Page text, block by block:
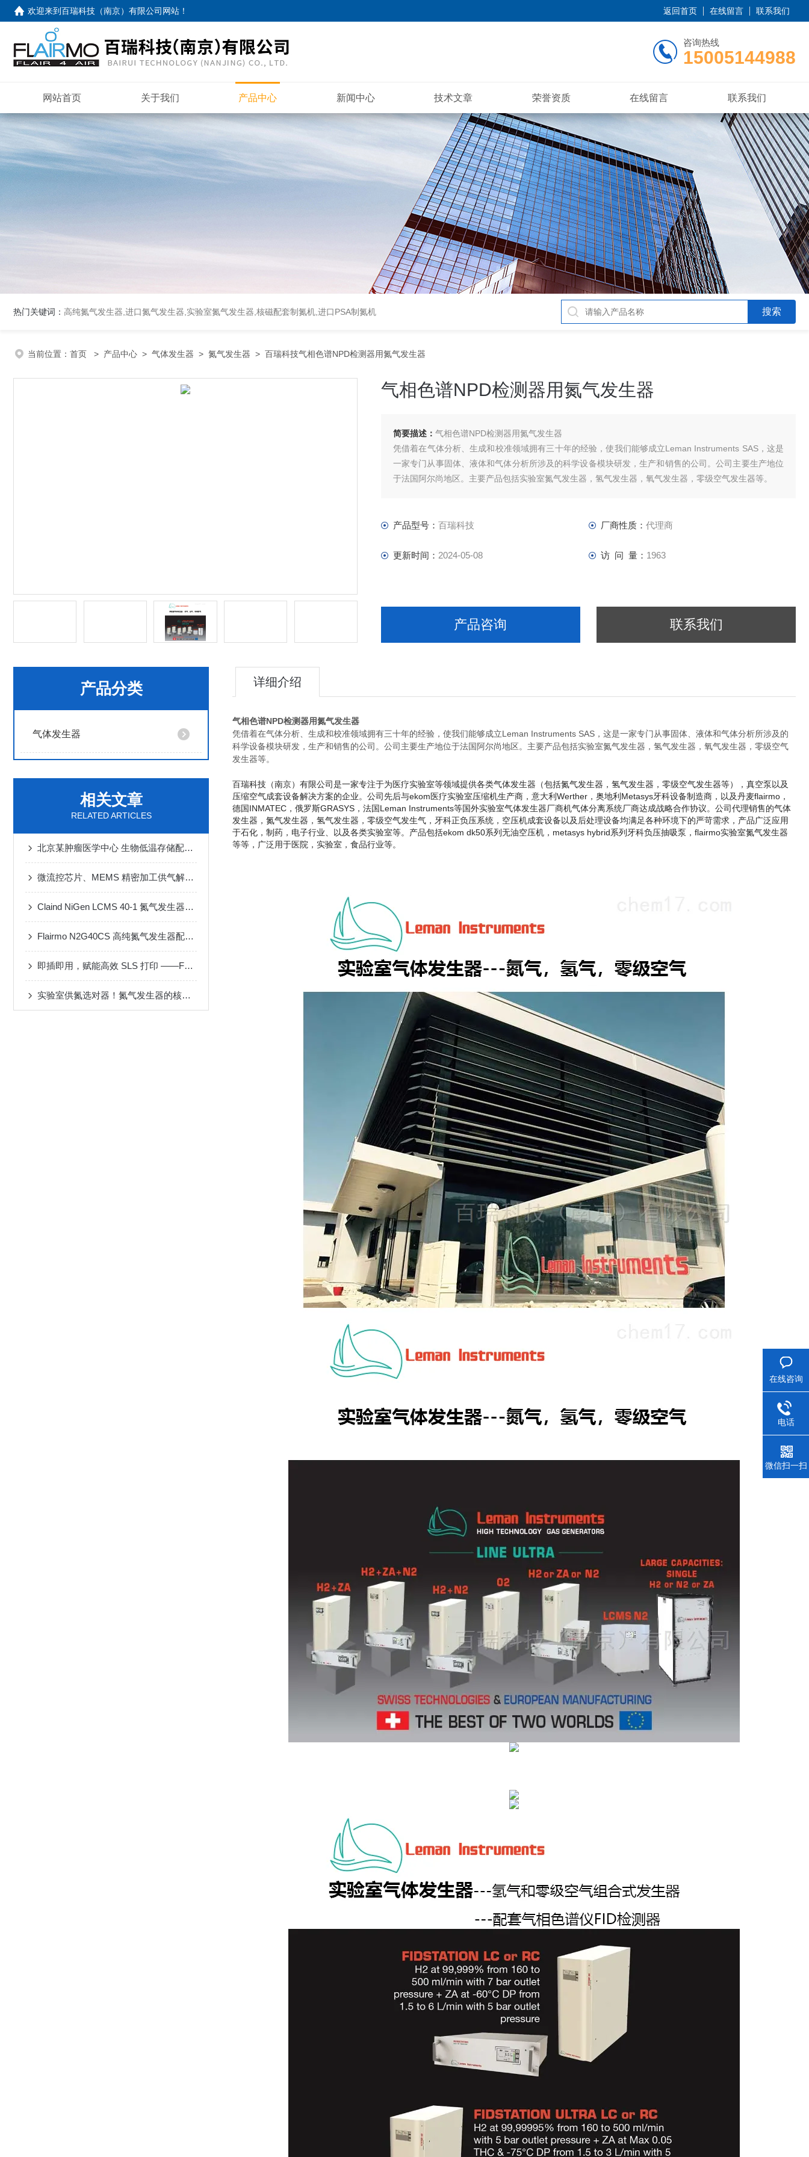
欢迎来到百瑞科技（南京）有限公司网站 ！ 返回首页 在线留言 联系我们
咨询热线
15005144988
网站首页 关于我们 产品中心 新闻中心 技术文章 荣誉资质 在线留言 联系我们
热门关键词： 高纯氮气发生器,进口氮气发生器,实验室氮气发生器,核磁配套制氮机,进口PSA制氮机
当前位置： 首页 > 产品中心 > 气体发生器 > 氮气发生器 > 百瑞科技气相色谱NPD检测器用氮气发生器
气相色谱NPD检测器用氮气发生器
简要描述： 气相色谱NPD检测器用氮气发生器
凭借着在气体分析、生成和校准领域拥有三十年的经验，使我们能够成立Leman Instruments SAS，这是
一家专门从事固体、液体和气体分析所涉及的科学设备模块研发，生产和销售的公司。公司主要生产地位
于法国阿尔尚地区。主要产品包括实验室氮气发生器，氢气发生器，氧气发生器，零级空气发生器等。
产品型号： 百瑞科技 厂商性质： 代理商
更新时间： 2024-05-08 访 问 量： 1963
产品咨询 联系我们
产品分类
气体发生器
相关文章
RELATED ARTICLES
北京某肿瘤医学中心 生物低温存储配套一体式氮气发生器
微流控芯片、MEMS 精密加工供气解决方案
Claind NiGen LCMS 40-1 氮气发生器维修案例
Flairmo N2G40CS 高纯氮气发生器配套 MF-3D 动态配气装置应用案例
即插即用，赋能高效 SLS 打印 ——FLAIRMO 氮气发生器应用成功案例
实验室供氮选对器！氮气发生器的核心性能与选型攻略
详细介绍
气相色谱NPD检测器用氮气发生器
凭借着在气体分析、生成和校准领域拥有三十年的经验，使我们能够成立Leman Instruments SAS，这是一家专门从事固体、液体和气体分析所涉及的
科学设备模块研发，生产和销售的公司。公司主要生产地位于法国阿尔尚地区。主要产品包括实验室氮气发生器，氢气发生器，氧气发生器，零级空气
发生器等。
百瑞科技（南京）有限公司是一家专注于为医疗实验室等领域提供各类气体发生器（包括氮气发生器，氢气发生器，零级空气发生器等），真空泵以及
压缩空气成套设备解决方案的企业。公司先后与ekom医疗实验室压缩机生产商， 意大利Werther， 奥地利Metasys牙科设备制造商，以及丹麦flairmo，
德国INMATEC，俄罗斯GRASYS，法国Leman Instruments等国外实验室气体发生器厂商机气体分离系统厂商达成战略合作协议。公司代理销售的气体
发生器，氮气发生器，氢气发生器，零级空气发生气，牙科正负压系统，空压机成套设备以及后处理设备均满足各种环境下的严苛需求，产品广泛应用
于石化，制药，电子行业、以及各类实验室等。产品包括ekom dk50系列无油空压机，metasys hybrid系列牙科负压抽吸泵，flairmo实验室氮气发生器
等等，广泛用于医院，实验室，食品行业等。
在线咨询
电话
微信扫一扫